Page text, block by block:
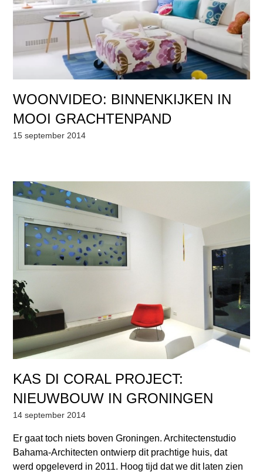
WOONVIDEO: BINNENKIJKEN IN
MOOI GRACHTENPAND
15 september 2014
KAS DI CORAL PROJECT:
NIEUWBOUW IN GRONINGEN
14 september 2014
Er gaat toch niets boven Groningen. Architectenstudio
Bahama-Architecten ontwierp dit prachtige huis, dat
werd opgeleverd in 2011. Hoog tijd dat we dit laten zien